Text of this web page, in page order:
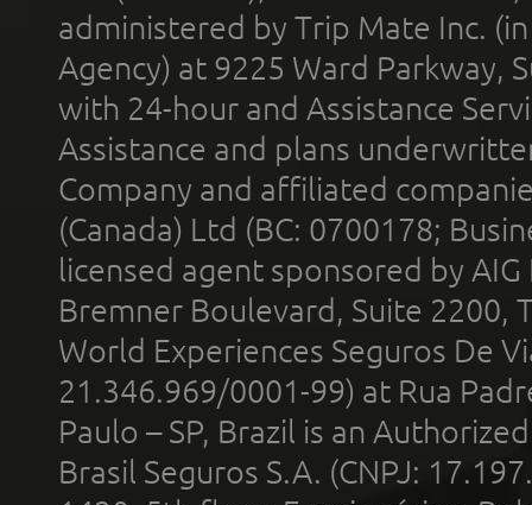
administered by Trip Mate Inc.
Agency) at 9225 Ward Parkway,
with 24-hour and Assistance
Assistance and plans
Company and affiliated
(Canada) Ltd (BC: 0700178;
licensed agent sponsored by
Bremner Boulevard, Suite 2200,
World Experiences Seguros De
21.346.969/0001-99) at Rua
Paulo – SP, Brazil is an
Brasil Seguros S.A. (CNPJ: